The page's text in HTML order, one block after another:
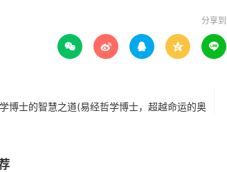
分享到
    
博士的智慧之道(易经哲学博士，超越命运的奥